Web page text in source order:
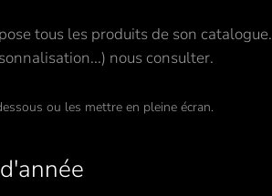
tous les produits de son catalogue.
nous consulter.
ou les mettre en pleine écran.